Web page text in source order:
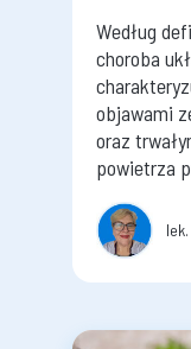
Według
choroba
objawami
oraz
powietrza